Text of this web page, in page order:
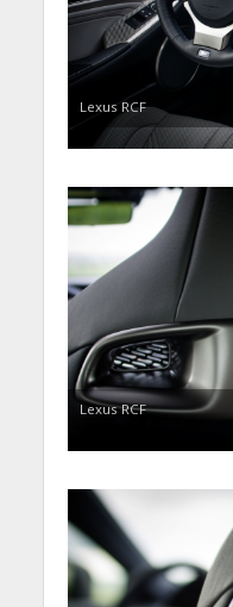
Lexus RCF
Lexus RCF